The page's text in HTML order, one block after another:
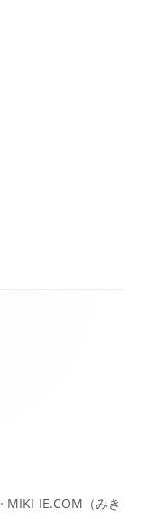
MIKI-IE.COM（みき